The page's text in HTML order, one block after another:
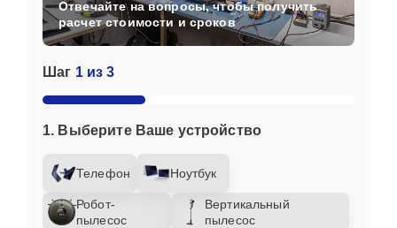
Шаг 1 из 3
1. Выберите Ваше устройство
Телефон Ноутбук
Робот-
пылесос
Вертикальный
пылесос
Отвечайте на вопросы, чтобы получить
расчет стоимости и сроков